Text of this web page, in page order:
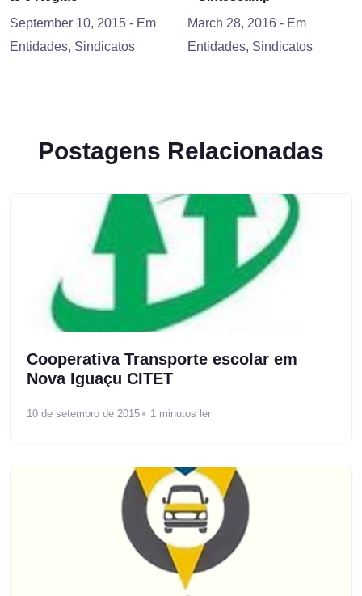
September 10, 2015 - Em
Entidades, Sindicatos
March 28, 2016 - Em
Entidades, Sindicatos
Postagens Relacionadas
Cooperativa Transporte escolar em
Nova Iguaçu CITET
10 de setembro de 2015 1 minutos ler